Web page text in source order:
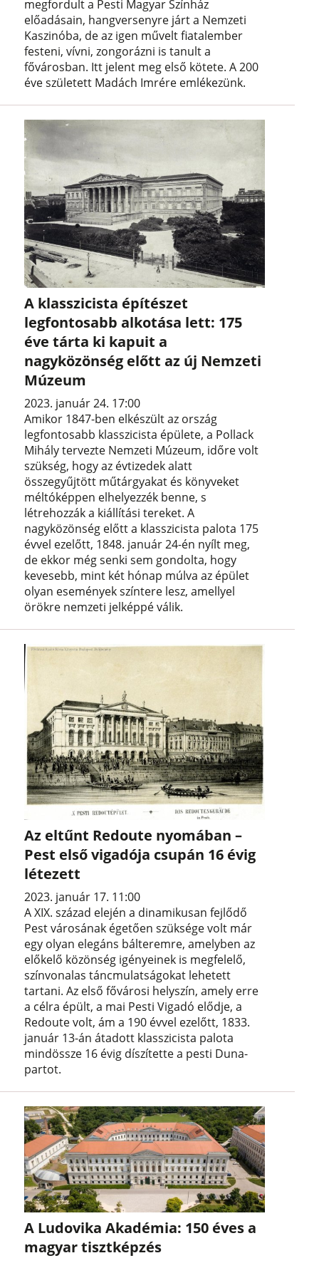
megfordult a Pesti Magyar Színház
előadásain, hangversenyre járt a Nemzeti
Kaszinóba, de az igen művelt fiatalember
festeni, vívni, zongorázni is tanult a
fővárosban. Itt jelent meg első kötete. A 200
éve született Madách Imrére emlékezünk.
A klasszicista építészet
legfontosabb alkotása lett: 175
éve tárta ki kapuit a
nagyközönség előtt az új Nemzeti
Múzeum
2023. január 24. 17:00
Amikor 1847-ben elkészült az ország
legfontosabb klasszicista épülete, a Pollack
Mihály tervezte Nemzeti Múzeum, időre volt
szükség, hogy az évtizedek alatt
összegyűjtött műtárgyakat és könyveket
méltóképpen elhelyezzék benne, s
létrehozzák a kiállítási tereket. A
nagyközönség előtt a klasszicista palota 175
évvel ezelőtt, 1848. január 24-én nyílt meg,
de ekkor még senki sem gondolta, hogy
kevesebb, mint két hónap múlva az épület
olyan események színtere lesz, amellyel
örökre nemzeti jelképpé válik.
Az eltűnt Redoute nyomában –
Pest első vigadója csupán 16 évig
létezett
2023. január 17. 11:00
A XIX. század elején a dinamikusan fejlődő
Pest városának égetően szüksége volt már
egy olyan elegáns bálteremre, amelyben az
előkelő közönség igényeinek is megfelelő,
színvonalas táncmulatságokat lehetett
tartani. Az első fővárosi helyszín, amely erre
a célra épült, a mai Pesti Vigadó elődje, a
Redoute volt, ám a 190 évvel ezelőtt, 1833.
január 13-án átadott klasszicista palota
mindössze 16 évig díszítette a pesti Duna-
partot.
A Ludovika Akadémia: 150 éves a
magyar tisztképzés